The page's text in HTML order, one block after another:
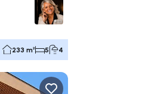
233 m² 5 4